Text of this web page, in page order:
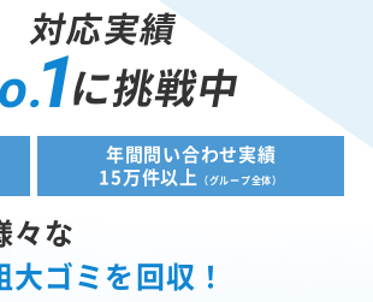
対応実績
1に挑戦中
年間問い合わせ実績
15万件以上
（グループ全体）
々な
ゴミを回収！